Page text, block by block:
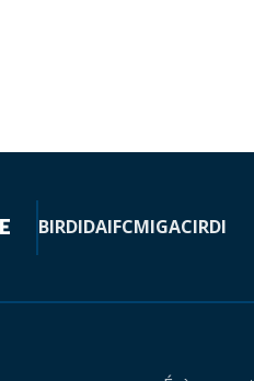
BIRDIDAIFCMIGACIRDI